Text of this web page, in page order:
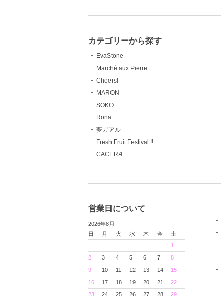
カテゴリーから探す
EvaStone
Marché aux Pierre
Cheers!
MARON
SOKO
Rona
夢ガアル
Fresh Fruit Festival !!
CACERÆ
営業日について
2026年8月
日
月 火 水 木 金
土
1
2
3 4 5 6 7
8
9
10 11 12 13 14
15
16
17 18 19 20 21
22
23
24 25 26 27 28 29